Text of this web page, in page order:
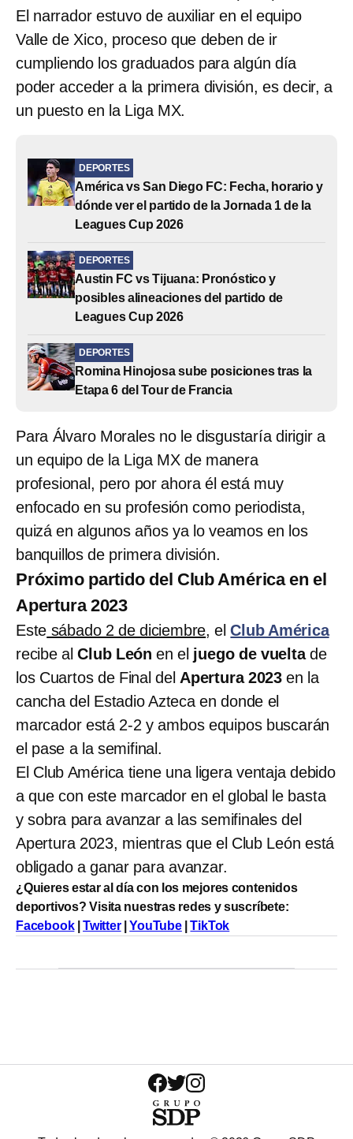
El narrador estuvo de auxiliar en el equipo
Valle de Xico, proceso que deben de ir
cumpliendo los graduados para algún día
poder acceder a la primera división, es decir, a
un puesto en la Liga MX.
DEPORTES
América vs San Diego FC: Fecha, horario y
dónde ver el partido de la Jornada 1 de la
Leagues Cup 2026
DEPORTES
Austin FC vs Tijuana: Pronóstico y
posibles alineaciones del partido de
Leagues Cup 2026
DEPORTES
Romina Hinojosa sube posiciones tras la
Etapa 6 del Tour de Francia
Para Álvaro Morales no le disgustaría dirigir a
un equipo de la Liga MX de manera
profesional, pero por ahora él está muy
enfocado en su profesión como periodista,
quizá en algunos años ya lo veamos en los
banquillos de primera división.
Próximo partido del Club América en el
Apertura 2023
Este sábado 2 de diciembre, elClub América
recibe al Club León en el juego de vueltade
los Cuartos de Final del Apertura 2023 en la
cancha del Estadio Azteca en donde el
marcador está 2-2 y ambos equipos buscarán
el pase a la semifinal.
El Club América tiene una ligera ventaja debido
a que con este marcador en el global le basta
y sobra para avanzar a las semifinales del
Apertura 2023, mientras que el Club León está
obligado a ganar para avanzar.
¿Quieres estar al día con los mejores contenidos
deportivos? Visita nuestras redes y suscríbete:
Facebook|Twitter|YouTube|TikTok